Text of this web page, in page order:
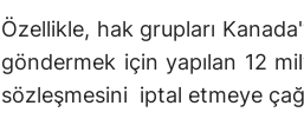
Özellikle, hak grupları
göndermek için yapılan 12
sözleşmesini iptal etmeye